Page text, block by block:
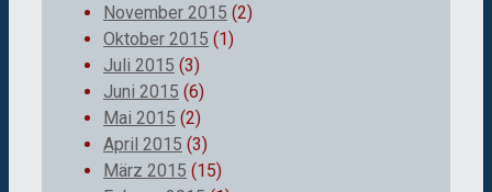
November 2015 (2)
Oktober 2015 (1)
Juli 2015 (3)
Juni 2015 (6)
Mai 2015 (2)
April 2015 (3)
März 2015 (15)